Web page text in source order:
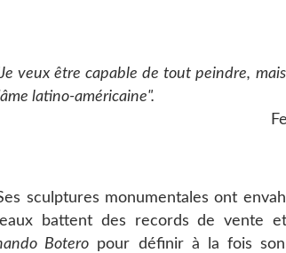
veux être capable de tout peindre,
latino-américaine".
sculptures monumentales ont
battent des records de vente
Botero pour définir à la fois